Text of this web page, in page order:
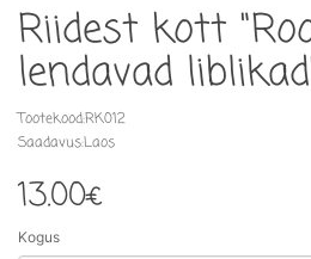
Riidest kott
lendavad
Tootekood:RK012
Saadavus:Laos
13.00€
Kogus